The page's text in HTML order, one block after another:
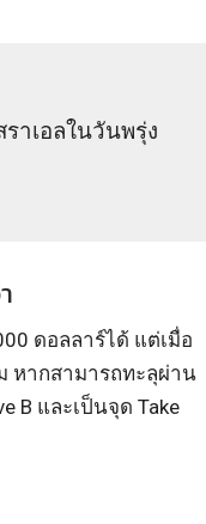
าเอลในวันพรุ่ง
ดอลลาร์ได้ แต่เมื่อ
หากสามารถทะลุผ่าน
B และเป็นจุด Take